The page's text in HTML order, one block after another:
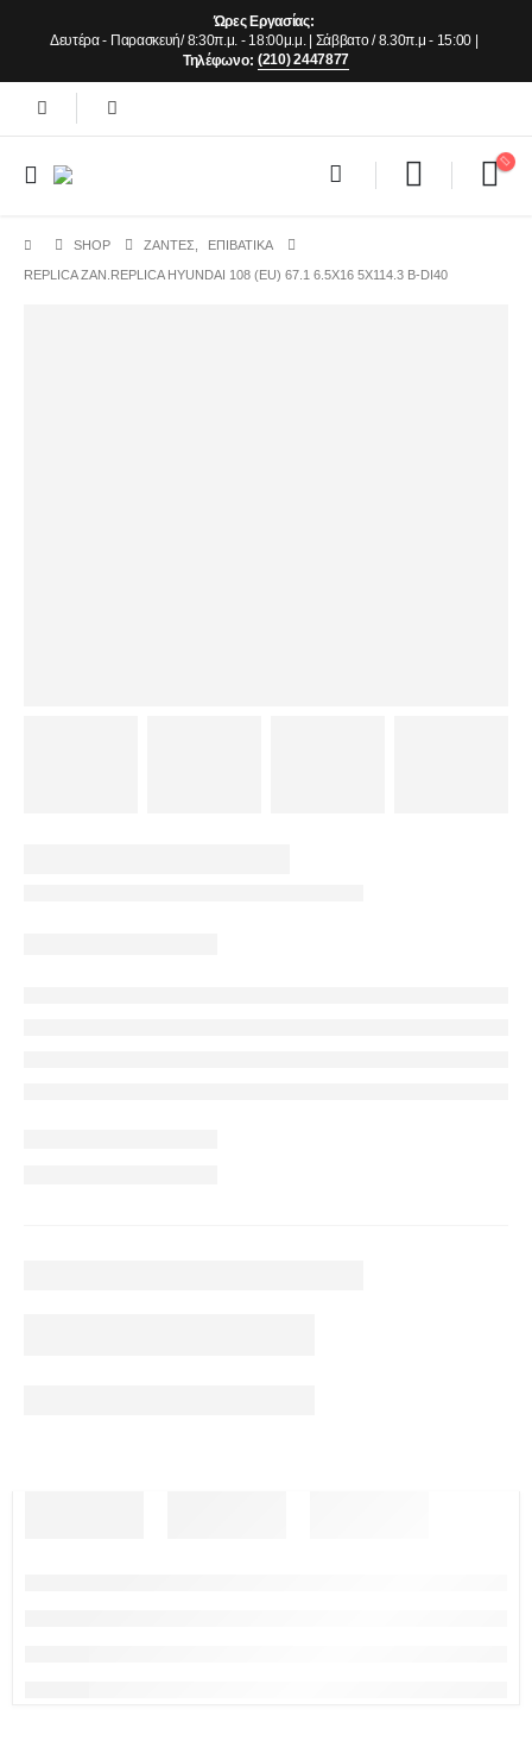
Ώρες Εργασίας:
Δευτέρα - Παρασκευή/ 8:30π.μ. - 18:00μ.μ. | Σάββατο / 8.30π.μ - 15:00 |
Τηλέφωνο: (210) 2447877
SHOP ΖΆΝΤΕΣ ΕΠΙΒΑΤΙΚΑ
REPLICA ZAN.REPLICA HYUNDAI 108 (EU) 67.1 6.5X16 5X114.3 B-DI40